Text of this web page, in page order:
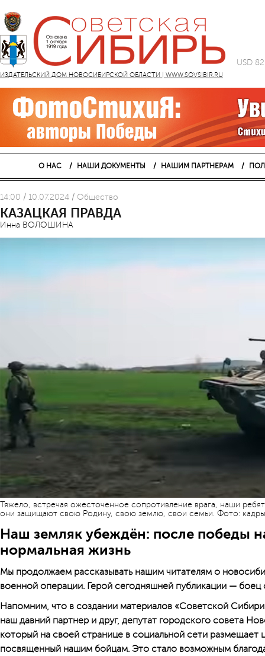
ИЗДАТЕЛЬСКИЙ ДОМ НОВОСИБИРСКОЙ ОБЛАСТИ | WWW.SOVSIBIR.RU
USD
О НАС НАШИ ДОКУМЕНТЫ НАШИМ ПАРТНЕРАМ
14:00 / 10.07.2024 / Общество
КАЗАЦКАЯ ПРАВДА
Инна ВОЛОШИНА
Тяжело, встречая ожесточенное сопротивление врага, наши
они защищают свою Родину, свою землю, свои семьи. Фото:
Наш земляк убеждён: после победы
нормальная жизнь
Мы продолжаем рассказывать нашим читателям о
военной операции. Герой сегодняшней пуб­ликации — боец
Напомним, что в создании материалов «Советской
наш давний партнер и друг, депутат городского совета
который на своей странице в социальной сети размещает
посвященный нашим бойцам. Это стало возможным